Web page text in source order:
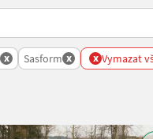
x Sasform x x Vymazat